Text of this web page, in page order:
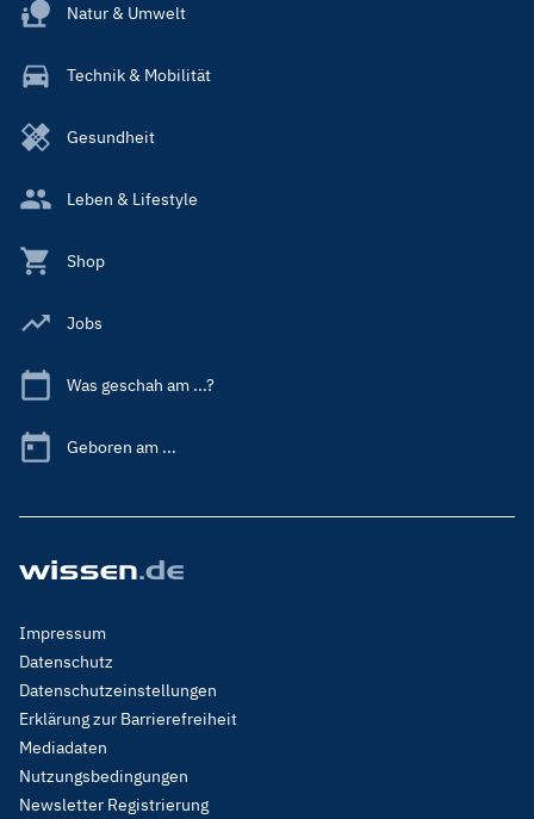
Natur & Umwelt
Technik & Mobilität
Gesundheit
Leben & Lifestyle
Shop
Jobs
Was geschah am ...?
Geboren am ...
Footer
Menu
Legal
Impressum
Datenschutz
Datenschutzeinstellungen
Erklärung zur Barrierefreiheit
Mediadaten
Nutzungsbedingungen
Newsletter Registrierung